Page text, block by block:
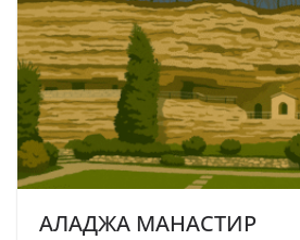
АЛАДЖА МАНАСТИР